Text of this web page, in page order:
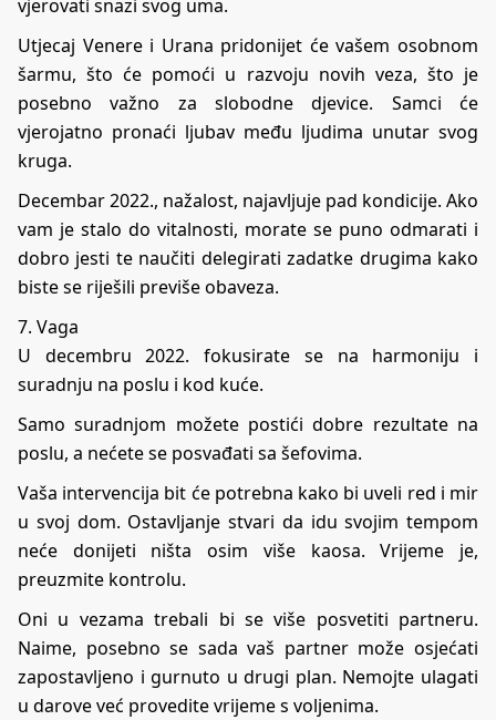
vjerovati snazi svog uma.
Utjecaj Venere i Urana pridonijet će vašem osobnom
šarmu, što će pomoći u razvoju novih veza, što je
posebno važno za slobodne djevice. Samci će
vjerojatno pronaći ljubav među ljudima unutar svog
kruga.
Decembar 2022., nažalost, najavljuje pad kondicije. Ako
vam je stalo do vitalnosti, morate se puno odmarati i
dobro jesti te naučiti delegirati zadatke drugima kako
biste se riješili previše obaveza.
7. Vaga
U decembru 2022. fokusirate se na harmoniju i
suradnju na poslu i kod kuće.
Samo suradnjom možete postići dobre rezultate na
poslu, a nećete se posvađati sa šefovima.
Vaša intervencija bit će potrebna kako bi uveli red i mir
u svoj dom. Ostavljanje stvari da idu svojim tempom
neće donijeti ništa osim više kaosa. Vrijeme je,
preuzmite kontrolu.
Oni u vezama trebali bi se više posvetiti partneru.
Naime, posebno se sada vaš partner može osjećati
zapostavljeno i gurnuto u drugi plan. Nemojte ulagati
u darove već provedite vrijeme s voljenima.